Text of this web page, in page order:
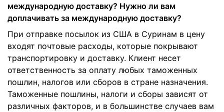
международную доставку? Нужно ли вам
доплачивать за международную доставку?
При отправке посылок из США в Суринам в цену
входят почтовые расходы, которые покрывают
транспортировку и доставку. Клиент несет
ответственность за оплату любых таможенных
пошлин, налогов или сборов в стране назначения.
Таможенные пошлины, налоги и сборы зависят от
различных факторов, и в большинстве случаев вам